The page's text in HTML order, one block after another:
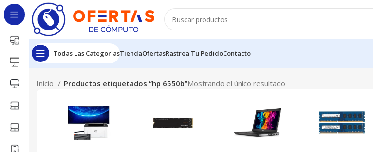
Todas Las CategoríasTiendaOfertasRastrea Tu PedidoContacto
Inicio Productos etiquetados “hp 6550b”Mostrando el único resultado